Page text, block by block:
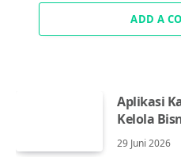
ADD A
Aplikasi
Kelola
29 Juni 2026